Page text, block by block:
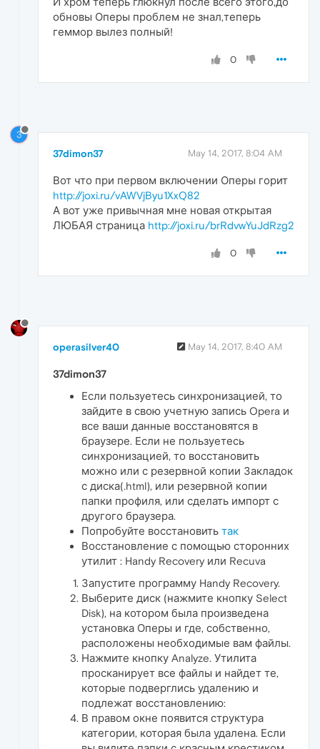
обновы Оперы проблем не знал,теперь
геммор вылез полный!
0
3
37dimon37 May 14, 2017, 8:04 AM
Вот что при первом включении Оперы горит
http://joxi.ru/vAWVjByu1XxQ82
А вот уже привычная мне новая открытая
ЛЮБАЯ страница http://joxi.ru/brRdvwYuJdRzg2
0
operasilver40 May 14, 2017, 8:40 AM
37dimon37
Если пользуетесь синхронизацией, то
зайдите в свою учетную запись Opera и
все ваши данные восстановятся в
браузере. Если не пользуетесь
синхронизацией, то восстановить
можно или с резервной копии Закладок
с диска(.html), или резервной копии
папки профиля, или сделать импорт с
другого браузера.
Попробуйте восстановить так
Восстановление с помощью сторонних
утилит : Handy Recovery или Recuva
Запустите программу Handy Recovery.
Выберите диск (нажмите кнопку Select
Disk), на котором была произведена
установка Оперы и где, собственно,
расположены необходимые вам файлы.
Нажмите кнопку Analyze. Утилита
просканирует все файлы и найдет те,
которые подверглись удалению и
подлежат восстановлению:
В правом окне появится структура
категории, которая была удалена. Если